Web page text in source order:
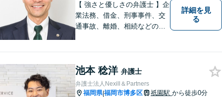
【 強さと優しさの弁護士 】企
業法務、借金、刑事事件、交
通事故、離婚、相続などのご
なリーガルサービスを提供い
たします。
詳細を見
る
池本 稔洋 弁護士
弁護士法人Nexill＆Partners
福岡県|福岡市博多区 祇園駅 から徒歩0分